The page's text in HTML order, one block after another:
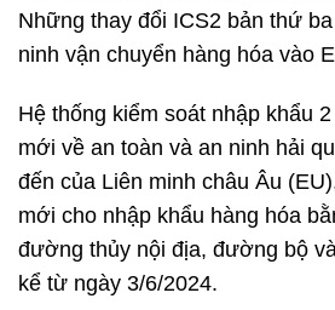
Những thay đổi ICS2 bản thứ
ninh vận chuyển hàng hóa vào
Hệ thống kiểm soát nhập khẩu
mới về an toàn và an ninh hải
đến của Liên minh châu Âu
mới cho nhập khẩu hàng hóa
đường thủy nội địa, đường bộ
kể từ ngày 3/6/2024.